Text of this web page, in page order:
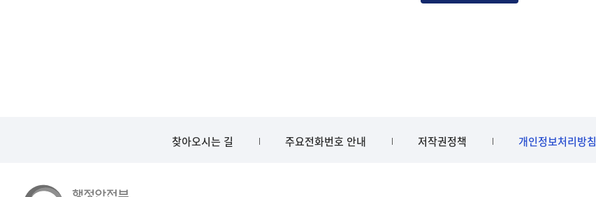
찾아오시는 길 주요전화번호 안내 저작권정책 개인정보처리방침